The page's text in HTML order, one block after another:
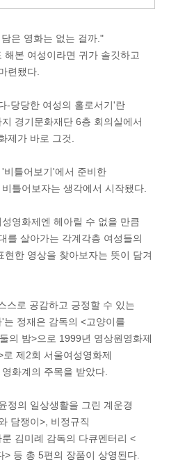
은 영화는 없는 걸까."
해본 여성이라면 귀가 솔깃하고
련됐다.
-당당한 여성의 홀로서기'란
경기문화재단 6층 회의실에서
제가 바로 그것.
비틀어보기'에서 준비한
틀어보자는 생각에서 시작됐다.
영화제엔 헤아릴 수 없을 만큼
를 살아가는 각계각층 여성들의
현한 영상을 찾아보자는 뜻이 담겨
스로 공감하고 긍정할 수 있는
정재은 감독의 <고양이를
의 밤>으로 1999년 영상원영화제
제2회 서울여성영화제
화계의 주목을 받았다.
정의 일상생활을 그린 계운경
담쟁이>, 비정규직
김미례 감독의 다큐멘터리 <
등 총 5편의 장품이 상영된다.